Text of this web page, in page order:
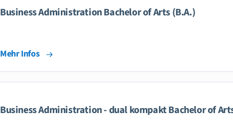
Business Administration Bachelor of Arts (B.A.)
Mehr Infos
Business Administration - dual kompakt Bachelor of